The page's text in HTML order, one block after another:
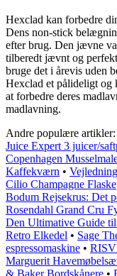
Hexclad kan forbedre
Dens non-stick
efter brug. Den jævne
tilberedt jævnt og
bruge det i årevis uden
Hexclad et pålideligt og
at forbedre deres
madlavning.
Andre populære artikler:
Juice Expert 3 juicer/
Copenhagen
Kaffekværn •
Cilio Champagne
Bodum Rejsekrus: Det
Rosendahl Grand Cru
Den Ultimative Guide
Retro Elkedel • Sage
espressomaskine •
Marguerit
& Baker Bordskånere •